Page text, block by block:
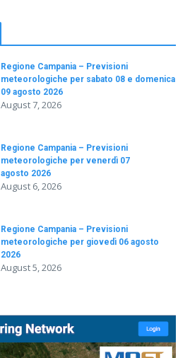
Regione Campania – Previsioni
meteorologiche per sabato 08 e domenica
09 agosto 2026
August 7, 2026
Regione Campania – Previsioni
meteorologiche per venerdì 07
agosto 2026
August 6, 2026
Regione Campania – Previsioni
meteorologiche per giovedì 06 agosto
2026
August 5, 2026